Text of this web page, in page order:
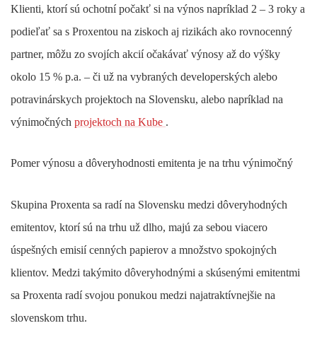
Klienti, ktorí sú ochotní počakť si na výnos napríklad 2 – 3 roky a
podieľať sa s Proxentou na ziskoch aj rizikách ako rovnocenný
partner, môžu zo svojích akcií očakávať výnosy až do výšky
okolo 15 % p.a. – či už na vybraných developerských alebo
potravinárskych projektoch na Slovensku, alebo napríklad na
výnimočných projektoch na Kube .
Pomer výnosu a dôveryhodnosti emitenta je na trhu výnimočný
Skupina Proxenta sa radí na Slovensku medzi dôveryhodných
emitentov, ktorí sú na trhu už dlho, majú za sebou viacero
úspešných emisií cenných papierov a množstvo spokojných
klientov. Medzi takýmito dôveryhodnými a skúsenými emitentmi
sa Proxenta radí svojou ponukou medzi najatraktívnejšie na
slovenskom trhu.